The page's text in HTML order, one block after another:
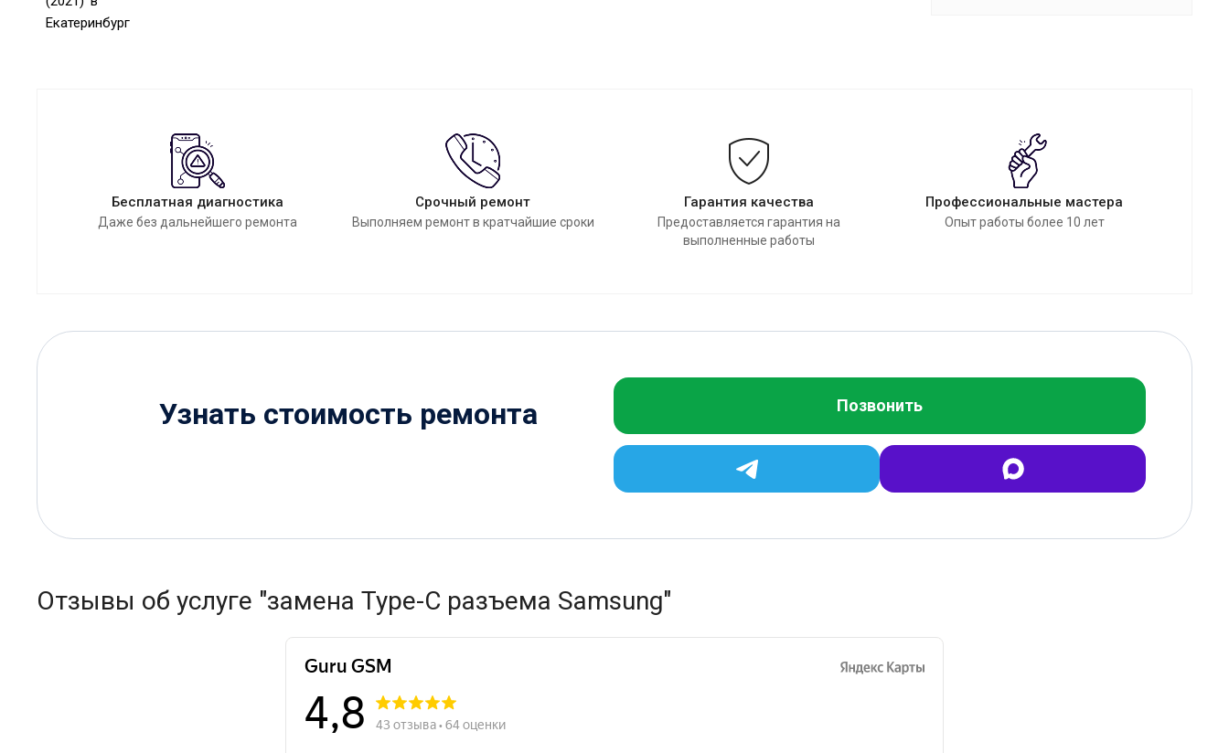
Бесплатная диагностика
Даже без дальнейшего ремонта
Срочный ремонт
Выполняем ремонт в кратчайшие сроки
Гарантия качества
Предоставляется гарантия на
выполненные работы
Профессиональные мастера
Опыт работы более 10 лет
Узнать стоимость ремонта Позвонить
Отзывы об услуге "замена Type-C разъема Samsung"